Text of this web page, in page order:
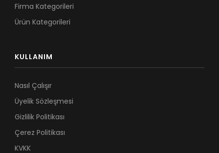
Firma Kategorileri
Ürün Kategorileri
KULLANIM
Nasıl Çalışır
Üyelik Sözleşmesi
Gizlilik Politikası
Çerez Politikası
KVKK